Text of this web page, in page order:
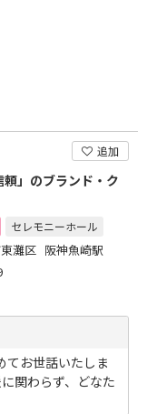
追加
頼」のブランド・ク
セレモニーホール
灘区 阪神魚崎駅
てお世話いたしま
関わらず、どなた